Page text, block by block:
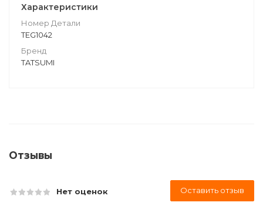
Характеристики
Номер Детали
TEG1042
Бренд
TATSUMI
Отзывы
Нет оценок Оставить отзыв